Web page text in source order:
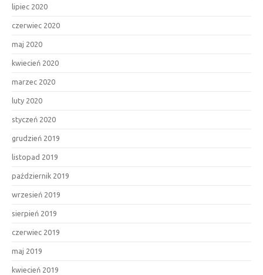
lipiec 2020
czerwiec 2020
maj 2020
kwiecień 2020
marzec 2020
luty 2020
styczeń 2020
grudzień 2019
listopad 2019
październik 2019
wrzesień 2019
sierpień 2019
czerwiec 2019
maj 2019
kwiecień 2019